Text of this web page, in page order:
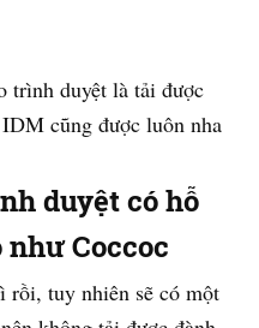
trình duyệt là tải được
cũng được luôn nha
duyệt có hỗ
Coccoc
rồi, tuy nhiên sẽ có một